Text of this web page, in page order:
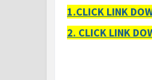
1.CLICK LINK
2. CLICK LINK